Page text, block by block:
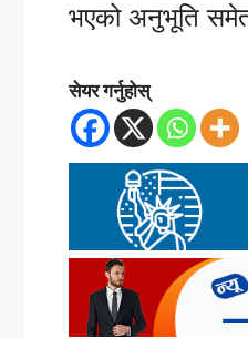
भएको अनुभूति
सेयर गर्नुहोस्